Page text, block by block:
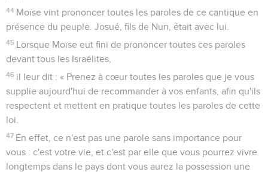
44 Moïse vint prononcer toutes les paroles de ce cantique en
présence du peuple. Josué, fils de Nun, était avec lui.
45 Lorsque Moïse eut fini de prononcer toutes ces paroles
devant tous les Israélites,
46 il leur dit : « Prenez à cœur toutes les paroles que je vous
supplie aujourd'hui de recommander à vos enfants, afin qu'ils
respectent et mettent en pratique toutes les paroles de cette
loi.
47 En effet, ce n'est pas une parole sans importance pour
vous : c'est votre vie, et c'est par elle que vous pourrez vivre
longtemps dans le pays dont vous aurez la possession une